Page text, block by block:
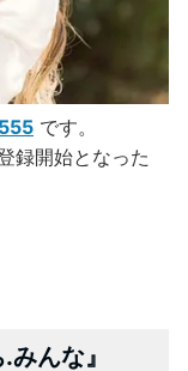
です。
録開始となった
んな』